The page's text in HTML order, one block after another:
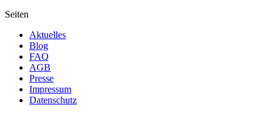
Seiten
Aktuelles
Blog
FAQ
AGB
Presse
Impressum
Datenschutz